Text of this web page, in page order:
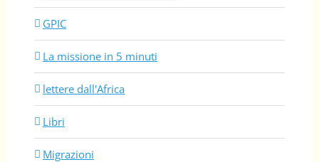
GPIC
La missione in 5 minuti
lettere dall'Africa
Libri
Migrazioni